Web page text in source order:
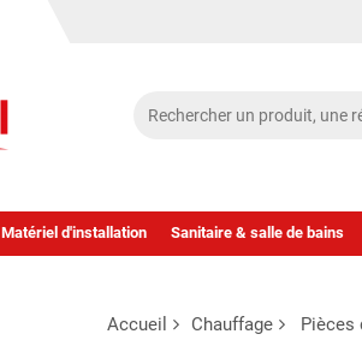
Matériel d'installation Sanitaire & salle de bains
Accueil Chauffage Pièces